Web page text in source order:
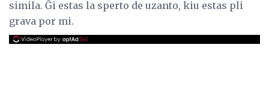
simila. Ĝi estas la sperto de uzanto, kiu estas pli
grava por mi.